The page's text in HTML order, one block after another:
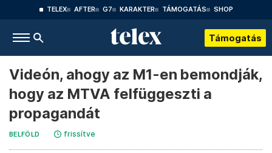
TELEX AFTER G7 KARAKTER TÁMOGATÁS SHOP
Támogatás
Videón, ahogy az M1-en bemondják,
hogy az MTVA felfüggeszti a
propagandát
BELFÖLD frissítve